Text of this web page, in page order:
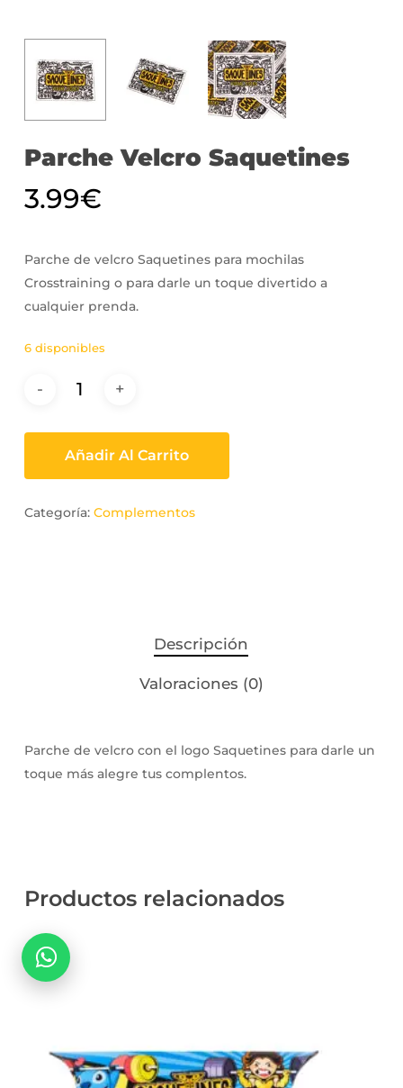
No hay productos en el carrito.
Parche Velcro Saquetines
3.99€
Parche de velcro Saquetines para mochilas
Crosstraining o para darle un toque divertido a
cualquier prenda.
6 disponibles
Añadir Al Carrito
Categoría: Complementos
Descripción
Valoraciones (0)
Parche de velcro con el logo Saquetines para darle un
toque más alegre tus complentos.
Productos relacionados